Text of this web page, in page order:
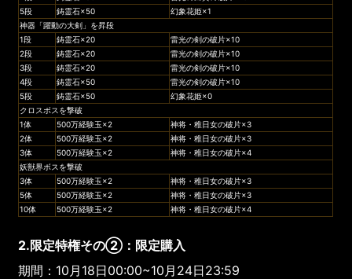
5段
鋳霊石×50
幻象花姫×1
神器「躍動の大剣」を昇段
1段
鋳霊石×20
雷光の剣の破片×10
2段
鋳霊石×20
雷光の剣の破片×10
3段
鋳霊石×20
雷光の剣の破片×10
4段
鋳霊石×50
雷光の剣の破片×10
5段
鋳霊石×50
幻象花姫×0
クロスボスを撃破
1体
500万経験玉×2
神将・稚日女の破片×3
2体
500万経験玉×2
神将・稚日女の破片×3
3体
500万経験玉×2
神将・稚日女の破片×4
妖獣界ボスを撃破
3体
500万経験玉×2
神将・稚日女の破片×3
5体
500万経験玉×2
神将・稚日女の破片×3
10体
500万経験玉×2 神将・稚日女の破片×4
2.限定特権その②：限定購入
期間：10月18日00:00~10月24日23:59